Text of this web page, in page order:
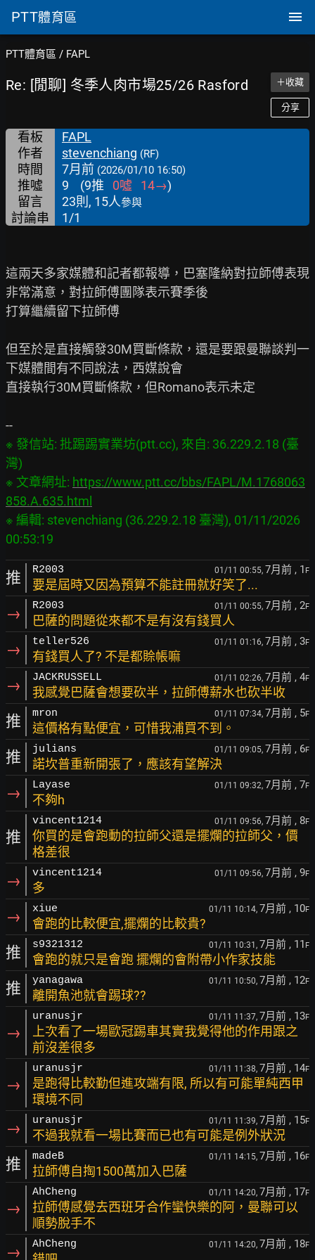
PTT體育區
PTT體育區 / FAPL
Re: [閒聊] 冬季人肉市場25/26 Rasford ＋收藏
分享
看板
FAPL
作者
stevenchiang (RF)
時間 7月前 (2026/01/10 16:50)
推噓 9 (9推 0噓 14→)
留言
23則, 15人參與
討論串 1/1
這兩天多家媒體和記者都報導，巴塞隆納對拉師傅表現
非常滿意，對拉師傅團隊表示賽季後
打算繼續留下拉師傅
但至於是直接觸發30M買斷條款，還是要跟曼聯談判一
下媒體間有不同說法，西媒說會
直接執行30M買斷條款，但Romano表示未定
※ 發信站: 批踢踢實業坊(ptt.cc), 來自: 36.229.2.18 (臺
灣)
※ 文章網址: https://www.ptt.cc/bbs/FAPL/M.1768063
858.A.635.html
※ 編輯: stevenchiang (36.229.2.18 臺灣), 01/11/2026
推 R2003 01/11 00:55, 7月前 , 1 F
要是屆時又因為預算不能註冊就好笑了...
→ R2003 01/11 00:55, 7月前 , 2F
巴薩的問題從來都不是有沒有錢買人
→ teller526 01/11 01:16, 7月前 , 3F
有錢買人了? 不是都賒帳嘛
→ JACKRUSSELL 01/11 02:26, 7月前 , 4F
我感覺巴薩會想要砍半，拉師傅薪水也砍半收
推 mron 01/11 07:34, 7月前 , 5F
這價格有點便宜，可惜我浦買不到。
推 julians 01/11 09:05, 7月前 , 6F
諾坎普重新開張了，應該有望解決
→ Layase 01/11 09:32, 7月前 , 7F
不夠h
推
vincent1214 01/11 09:56, 7月前 , 8F
你買的是會跑動的拉師父還是擺爛的拉師父，價
格差很
→ vincent1214 01/11 09:56, 7月前 , 9F
多
→ xiue 01/11 10:14, 7月前 , 10F
會跑的比較便宜,擺爛的比較貴?
推 s9321312 01/11 10:31, 7月前 , 11 F
會跑的就只是會跑 擺爛的會附帶小作家技能
推 yanagawa 01/11 10:50, 7月前 , 12F
離開魚池就會踢球??
→
uranusjr 01/11 11:37, 7月前 , 13F
上次看了一場歐冠踢車其實我覺得他的作用跟之
前沒差很多
→
uranusjr 01/11 11:38, 7月前 , 14F
是跑得比較勤但進攻端有限, 所以有可能單純西甲
環境不同
→ uranusjr 01/11 11:39, 7月前 , 15F
不過我就看一場比賽而已也有可能是例外狀況
推 madeB 01/11 14:15, 7月前 , 16F
拉師傅自掏1500萬加入巴薩
→
AhCheng 01/11 14:20, 7月前 , 17F
拉師傅感覺去西班牙合作蠻快樂的阿，曼聯可以
順勢脫手不
→ AhCheng 01/11 14:20, 7月前 , 18F